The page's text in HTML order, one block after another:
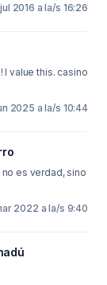
2016 a la/s 16:26
value this. casino
2025 a la/s 10:44
es verdad, sino
2022 a la/s 9:40